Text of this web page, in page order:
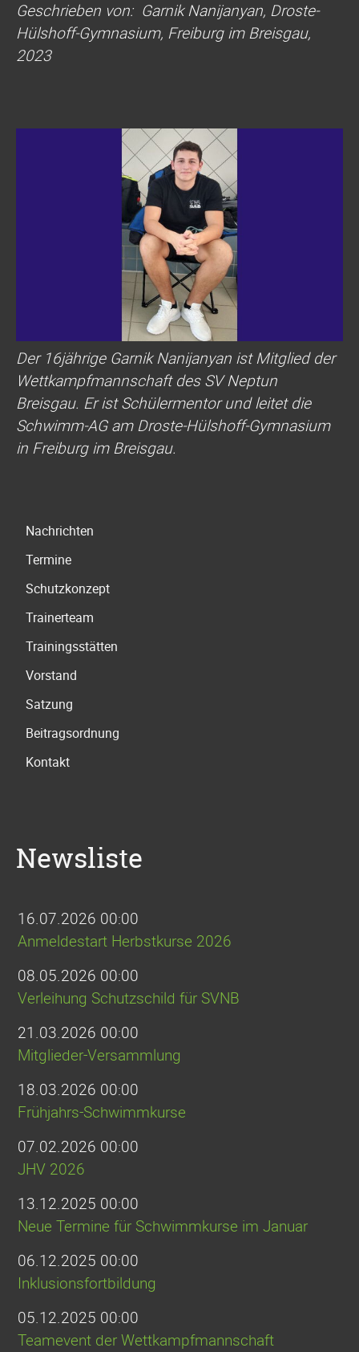
Geschrieben von: Garnik Nanijanyan, Droste-
Hülshoff-Gymnasium, Freiburg im Breisgau,
2023
Der 16jährige Garnik Nanijanyan ist Mitglied der
Wettkampfmannschaft des SV Neptun
Breisgau. Er ist Schülermentor und leitet die
Schwimm-AG am Droste-Hülshoff-Gymnasium
in Freiburg im Breisgau.
überspringen
Nachrichten
Termine
Schutzkonzept
Trainerteam
Trainingsstätten
Vorstand
Satzung
Beitragsordnung
Kontakt
Newsliste
16.07.2026 00:00
Anmeldestart Herbstkurse 2026
08.05.2026 00:00
Verleihung Schutzschild für SVNB
21.03.2026 00:00
Mitglieder-Versammlung
18.03.2026 00:00
Frühjahrs-Schwimmkurse
07.02.2026 00:00
JHV 2026
13.12.2025 00:00
Neue Termine für Schwimmkurse im Januar
06.12.2025 00:00
Inklusionsfortbildung
05.12.2025 00:00
Teamevent der Wettkampfmannschaft